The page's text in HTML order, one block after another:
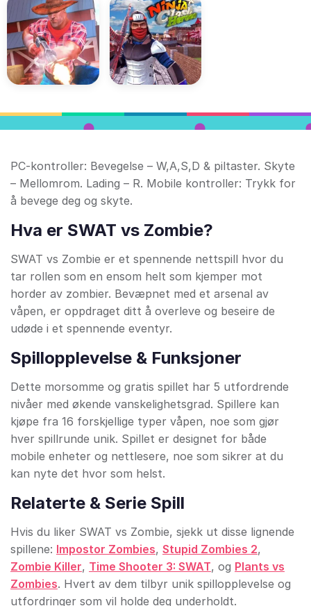
PC-kontroller: Bevegelse – W,A,S,D & piltaster. Skyte
– Mellomrom. Lading – R. Mobile kontroller: Trykk for
å bevege deg og skyte.
Hva er SWAT vs Zombie?
SWAT vs Zombie er et spennende nettspill hvor du
tar rollen som en ensom helt som kjemper mot
horder av zombier. Bevæpnet med et arsenal av
våpen, er oppdraget ditt å overleve og beseire de
udøde i et spennende eventyr.
Spillopplevelse & Funksjoner
Dette morsomme og gratis spillet har 5 utfordrende
nivåer med økende vanskelighetsgrad. Spillere kan
kjøpe fra 16 forskjellige typer våpen, noe som gjør
hver spillrunde unik. Spillet er designet for både
mobile enheter og nettlesere, noe som sikrer at du
kan nyte det hvor som helst.
Relaterte & Serie Spill
Hvis du liker SWAT vs Zombie, sjekk ut disse lignende
spillene: Impostor Zombies, Stupid Zombies 2,
Zombie Killer, Time Shooter 3: SWAT, og Plants vs
Zombies. Hvert av dem tilbyr unik spillopplevelse og
utfordringer som vil holde deg underholdt.